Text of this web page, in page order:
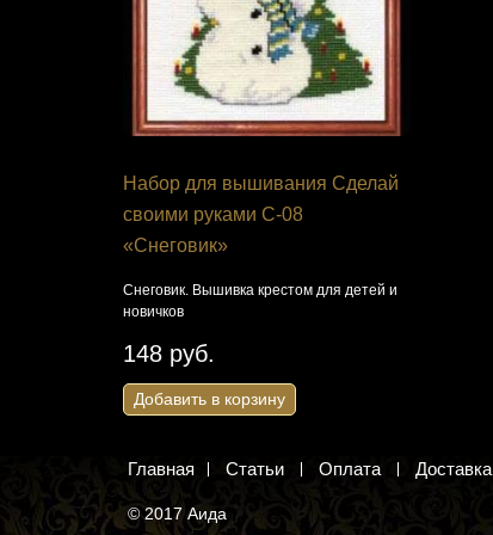
Набор для вышивания Сделай
своими руками С-08
«Снеговик»
Снеговик. Вышивка крестом для детей и
новичков
148 руб.
Добавить в корзину
Главная Статьи Оплата Доставка
© 2017 Аида